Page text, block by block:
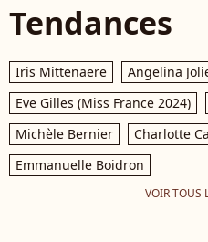
Tendances
Iris Mittenaere
Angelina
Eve Gilles (Miss France 2024)
Michèle Bernier
Charlotte
Emmanuelle Boidron
VOIR TOUS